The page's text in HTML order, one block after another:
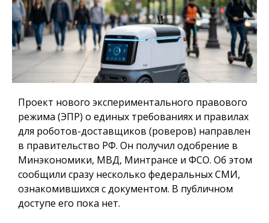
Проект нового экспериментального правового
режима (ЭПР) о единых требованиях и правилах
для роботов-доставщиков (роверов) направлен
в правительство РФ. Он получил одобрение в
Минэкономики, МВД, Минтрансе и ФСО. Об этом
сообщили сразу несколько федеральных СМИ,
ознакомившихся с документом. В публичном
доступе его пока нет.